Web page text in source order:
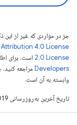
جز در مواردی که غیر از
4.0 License
2.0 License است. برای
Developers‏
وابسته به آن است.
تاریخ آخرین به‌روزرسانی 2019-12-13 به‌وقت ساعت هماهنگ جهانی.